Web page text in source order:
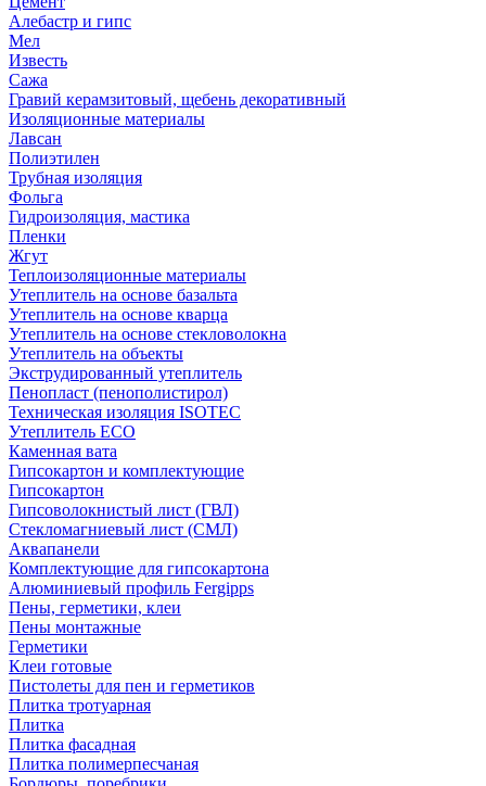
Алебастр и гипс
Мел
Известь
Сажа
Гравий керамзитовый, щебень декоративный
Изоляционные материалы
Лавсан
Полиэтилен
Трубная изоляция
Фольга
Гидроизоляция, мастика
Пленки
Жгут
Теплоизоляционные материалы
Утеплитель на основе базальта
Утеплитель на основе кварца
Утеплитель на основе стекловолокна
Утеплитель на объекты
Экструдированный утеплитель
Пенопласт (пенополистирол)
Техническая изоляция ISOTEC
Утеплитель ECO
Каменная вата
Гипсокартон и комплектующие
Гипсокартон
Гипсоволокнистый лист (ГВЛ)
Стекломагниевый лист (СМЛ)
Аквапанели
Комплектующие для гипсокартона
Алюминиевый профиль Fergipps
Пены, герметики, клеи
Пены монтажные
Герметики
Клеи готовые
Пистолеты для пен и герметиков
Плитка тротуарная
Плитка
Плитка фасадная
Плитка полимерпесчаная